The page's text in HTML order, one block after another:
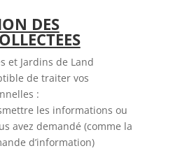
DES
et Jardins de Land
de traiter vos
:
les informations ou
avez demandé (comme la
d’information)